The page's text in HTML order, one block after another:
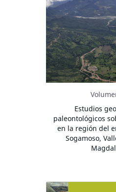
Estudios
paleontológicos
en la región del
Sogamoso,